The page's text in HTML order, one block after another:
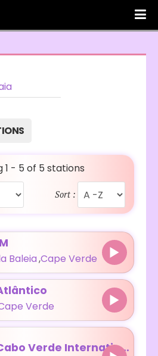
1 - 5 of 5 stations
Sort :
Baleia,Cape Verde
Verde
Radio Cabo Verde International